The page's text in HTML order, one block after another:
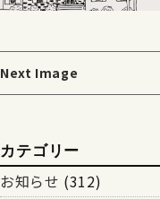
Next Image
カテゴリー
お知らせ (312)